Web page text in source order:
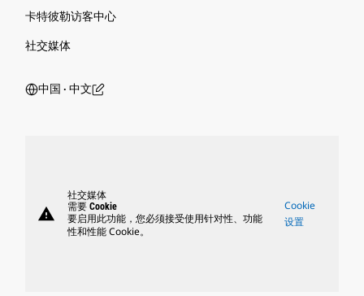
卡特彼勒访客中心
社交媒体
中国 ‧ 中文
warning
社交媒体
需要 Cookie
要启用此功能，您必须接受使用针对性、功能
性和性能 Cookie。
Cookie
设置